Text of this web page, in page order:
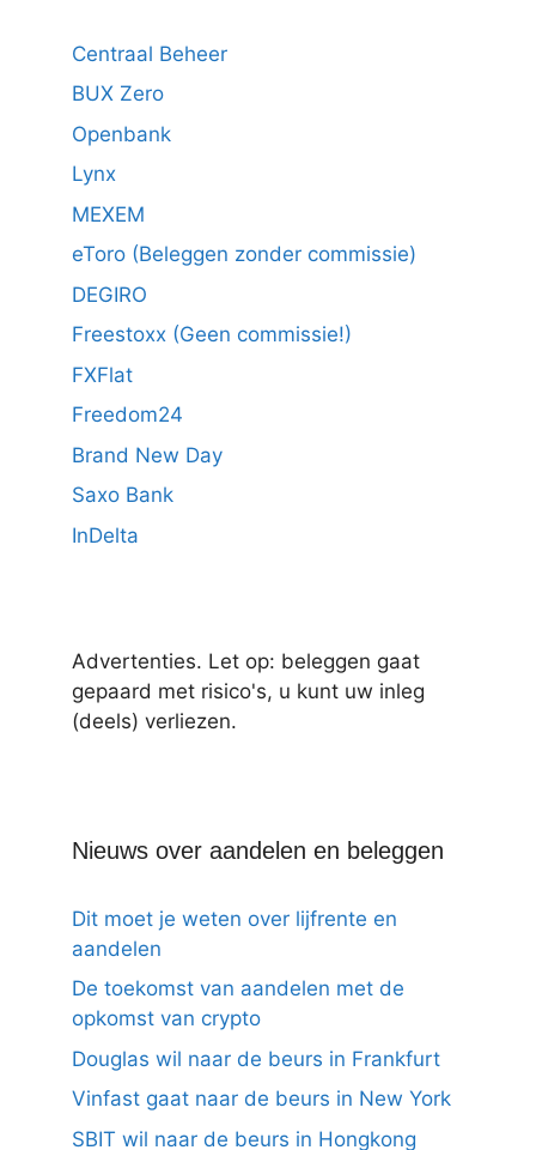
Centraal Beheer
BUX Zero
Openbank
Lynx
MEXEM
eToro (Beleggen zonder commissie)
DEGIRO
Freestoxx (Geen commissie!)
FXFlat
Freedom24
Brand New Day
Saxo Bank
InDelta
Advertenties. Let op: beleggen gaat
gepaard met risico's, u kunt uw inleg
(deels) verliezen.
Nieuws over aandelen en beleggen
Dit moet je weten over lijfrente en
aandelen
De toekomst van aandelen met de
opkomst van crypto
Douglas wil naar de beurs in Frankfurt
Vinfast gaat naar de beurs in New York
SBIT wil naar de beurs in Hongkong